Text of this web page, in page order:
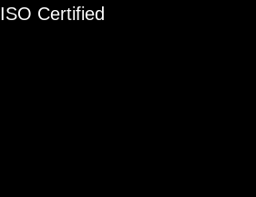
ISO Certified